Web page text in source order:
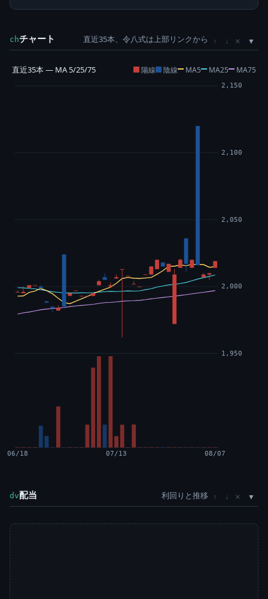
chチャート 直近35本、令八式は上部リンクから ↑ ↓ ×
直近35本 — MA 5/25/75 陽線 陰線 MA5 MA25 MA75
1,950
2,000
2,050
2,100
2,150
06/18 07/13 08/07
dv配当 利回りと推移 ↑ ↓ ×